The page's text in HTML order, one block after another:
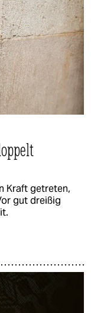
Kraft getreten,
gut dreißig